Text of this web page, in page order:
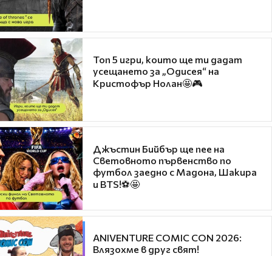
Топ 5 игри, които ще ти дадат
усещането за „Одисея“ на
Кристофър Нолан🤩🎮
Джъстин Бийбър ще пее на
Световното първенство по
футбол заедно с Мадона, Шакира
и BTS!⚽🤩
ANIVENTURE COMIC CON 2026:
Влязохме в друг свят!